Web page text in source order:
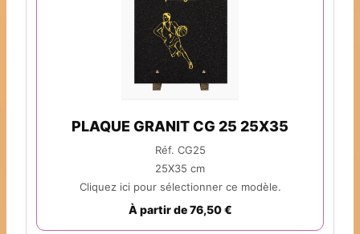
PLAQUE GRANIT CG 25 25X35
Réf. CG25
25X35 cm
Cliquez ici pour sélectionner ce modèle.
À partir de 76,50 €